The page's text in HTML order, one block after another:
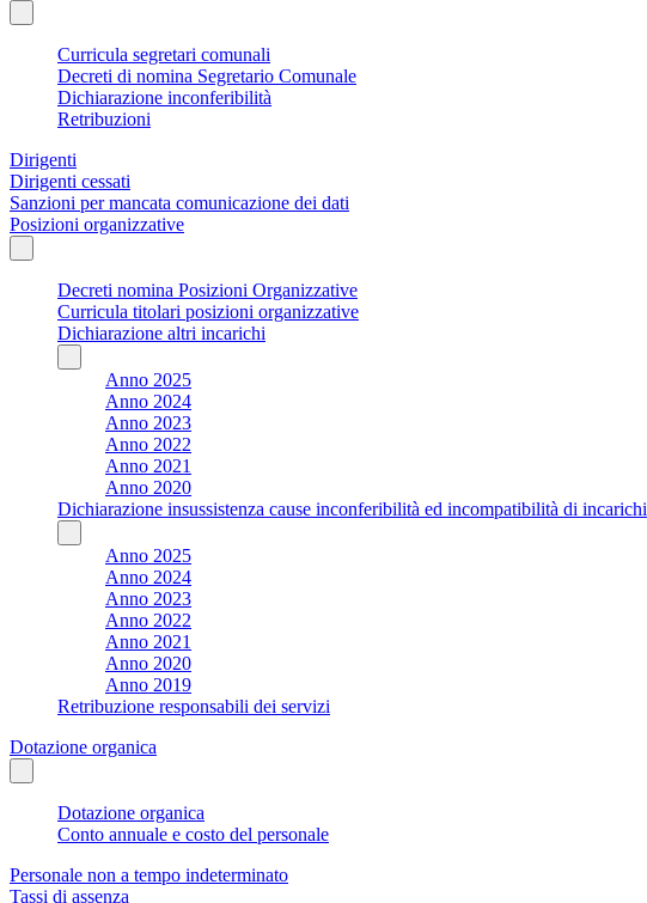
Curricula segretari comunali
Decreti di nomina Segretario Comunale
Dichiarazione inconferibilità
Retribuzioni
Dirigenti
Dirigenti cessati
Sanzioni per mancata comunicazione dei dati
Posizioni organizzative
Decreti nomina Posizioni Organizzative
Curricula titolari posizioni organizzative
Dichiarazione altri incarichi
Anno 2025
Anno 2024
Anno 2023
Anno 2022
Anno 2021
Anno 2020
Dichiarazione insussistenza cause inconferibilità ed incompatibilità di incarichi
Anno 2025
Anno 2024
Anno 2023
Anno 2022
Anno 2021
Anno 2020
Anno 2019
Retribuzione responsabili dei servizi
Dotazione organica
Dotazione organica
Conto annuale e costo del personale
Personale non a tempo indeterminato
Tassi di assenza